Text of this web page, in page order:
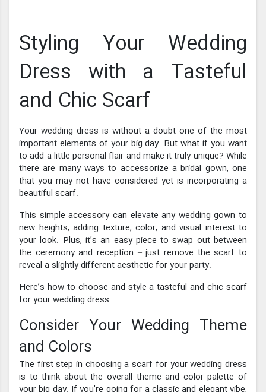
Styling Your Wedding
Dress with a Tasteful
and Chic Scarf
Your wedding dress is without a doubt one of the most
important elements of your big day. But what if you want
to add a little personal flair and make it truly unique? While
there are many ways to accessorize a bridal gown, one
that you may not have considered yet is incorporating a
beautiful scarf.
This simple accessory can elevate any wedding gown to
new heights, adding texture, color, and visual interest to
your look. Plus, it’s an easy piece to swap out between
the ceremony and reception – just remove the scarf to
reveal a slightly different aesthetic for your party.
Here’s how to choose and style a tasteful and chic scarf
for your wedding dress:
Consider Your Wedding Theme
and Colors
The first step in choosing a scarf for your wedding dress
is to think about the overall theme and color palette of